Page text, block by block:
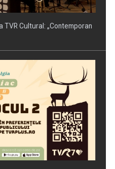
Chiriac ia argintul în